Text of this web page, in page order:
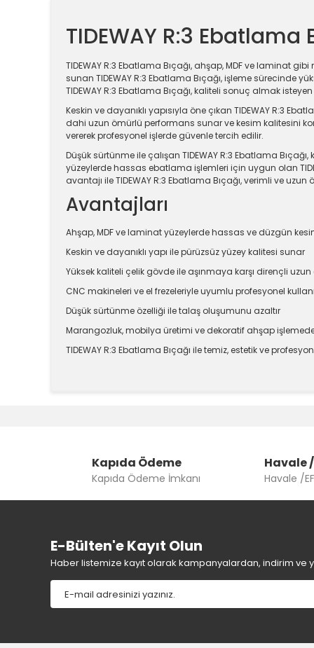
TIDEWAY R:3 Ebatlama
TIDEWAY R:3 Ebatlama Bıçağı, ahşap, MDF ve laminat
sunan TIDEWAY R:3 Ebatlama Bıçağı, işleme
TIDEWAY R:3 Ebatlama Bıçağı, kaliteli sonuç almak
Keskin ve dayanıklı yapısıyla öne çıkan TIDEWAY R:3
dahi uzun ömürlü performans sunar ve kesim kalitesini
vererek profesyonel işlerde güvenle tercih edilir.
Düşük sürtünme ile çalışan TIDEWAY R:3 Ebatlama
yüzeylerde hassas ebatlama işlemleri için uygun olan
avantajı ile TIDEWAY R:3 Ebatlama Bıçağı, verimli ve
Avantajları
Ahşap, MDF ve laminat yüzeylerde hassas ve düzgün
Keskin ve dayanıklı yapı ile pürüzsüz yüzey kalitesi sunar
Yüksek kaliteli çelik gövde ile aşınmaya karşı dirençli
CNC makineleri ve el frezeleriyle uyumlu profesyonel
Düşük sürtünme özelliği ile talaş oluşumunu azaltır
Marangozluk, mobilya üretimi ve dekoratif ahşap
TIDEWAY R:3 Ebatlama Bıçağı ile temiz, estetik ve
Ürün açıklamasında eksik bilgiler bulunuyor.
Ürün bilgilerinde hatalar bulunuyor.
Ürün fiyatı diğer sitelerden daha pahalı.
Kapıda Ödeme
Kapıda Ödeme İmkanı
Havale /
Havale /
E-Bülten'e Kayıt Olun
Haber listemize kayıt olarak kampanyalardan, indirim ve